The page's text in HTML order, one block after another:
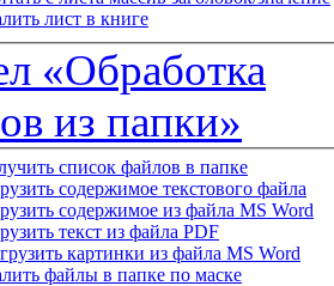
лист в книге
«Обработка
из папки»
список файлов в папке
содержимое текстового файла
содержимое из файла MS Word
текст из файла PDF
картинки из файла MS Word
файлы в папке по маске